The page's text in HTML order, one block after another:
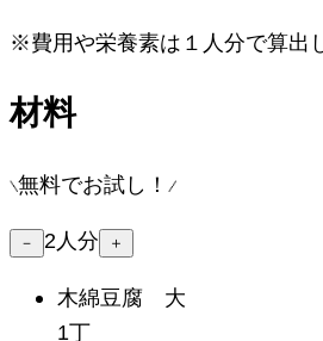
※費用や栄養素は １人分で算出
材料
無料でお試し！
－ 2人分 ＋
木綿豆腐 大
1丁